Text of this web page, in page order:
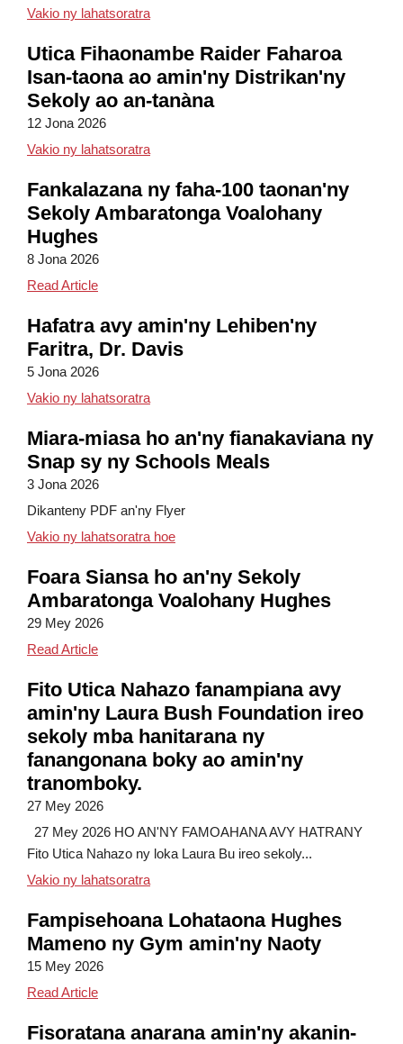
Vakio ny lahatsoratraFifandraisana amin'ny Distrika: Hafatra
Utica Fihaonambe Raider Faharoa
Isan-taona ao amin'ny Distrikan'ny
Sekoly ao an-tanàna
12 Jona 2026
Vakio ny lahatsoratraFihaonambe Raider Faharoa Isan-taona
Fankalazana ny faha-100 taonan'ny
Sekoly Ambaratonga Voalohany
Hughes
8 Jona 2026
Read ArticleCentennial Celebration of Hughes Elementary
Hafatra avy amin'ny Lehiben'ny
Faritra, Dr. Davis
5 Jona 2026
Vakio ny lahatsoratraHafatra avy amin'ny Lehiben'ny
Miara-miasa ho an'ny fianakaviana ny
Snap sy ny Schools Meals
3 Jona 2026
Dikanteny PDF an'ny Flyer
Vakio ny lahatsoratra hoeMiara-miasa ho an'ny Fianakaviana
Foara Siansa ho an'ny Sekoly
Ambaratonga Voalohany Hughes
29 Mey 2026
Read ArticleHughes Elementary Science Fair
Fito Utica Nahazo fanampiana avy
amin'ny Laura Bush Foundation ireo
sekoly mba hanitarana ny
fanangonana boky ao amin'ny
tranomboky.
27 Mey 2026
27 Mey 2026 HO AN'NY FAMOAHANA AVY HATRANY
Fito Utica Nahazo ny loka Laura Bu ireo sekoly...
Vakio ny lahatsoratraSekoly fito Utica no nahazo ny
Fampisehoana Lohataona Hughes
Mameno ny Gym amin'ny Naoty
15 Mey 2026
Read ArticleHughes Spring Concert Fills the Gym with Notes
Fisoratana anarana amin'ny akanin-